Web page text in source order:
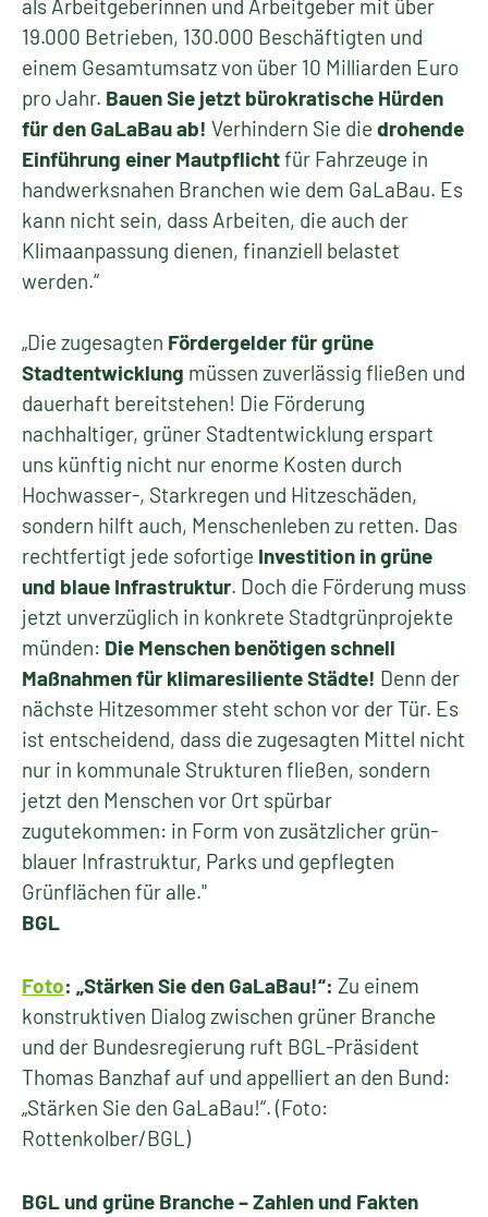
als Arbeitgeberinnen und Arbeitgeber mit über
19.000 Betrieben, 130.000 Beschäftigten und
einem Gesamtumsatz von über 10 Milliarden Euro
pro Jahr. Bauen Sie jetzt bürokratische Hürden
für den GaLaBau ab! Verhindern Sie die drohende
Einführung einer Mautpflichtfür Fahrzeuge in
handwerksnahen Branchen wie dem GaLaBau. Es
kann nicht sein, dass Arbeiten, die auch der
Klimaanpassung dienen, finanziell belastet
werden.“
„Die zugesagten Fördergelder für grüne
Stadtentwicklung müssen zuverlässig fließen und
dauerhaft bereitstehen! Die Förderung
nachhaltiger, grüner Stadtentwicklung erspart
uns künftig nicht nur enorme Kosten durch
Hochwasser-, Starkregen und Hitzeschäden,
sondern hilft auch, Menschenleben zu retten. Das
rechtfertigt jede sofortige Investition in grüne
und blaue Infrastruktur. Doch die Förderung muss
jetzt unverzüglich in konkrete Stadtgrünprojekte
münden: Die Menschen benötigen schnell
Maßnahmen für klimaresiliente Städte! Denn der
nächste Hitzesommer steht schon vor der Tür. Es
ist entscheidend, dass die zugesagten Mittel nicht
nur in kommunale Strukturen fließen, sondern
jetzt den Menschen vor Ort spürbar
zugutekommen: in Form von zusätzlicher grün-
blauer Infrastruktur, Parks und gepflegten
Grünflächen für alle."
BGL
Foto: „Stärken Sie den GaLaBau!“: Zu einem
konstruktiven Dialog zwischen grüner Branche
und der Bundesregierung ruft BGL-Präsident
Thomas Banzhaf auf und appelliert an den Bund:
„Stärken Sie den GaLaBau!“. (Foto:
Rottenkolber/BGL)
BGL und grüne Branche – Zahlen und Fakten